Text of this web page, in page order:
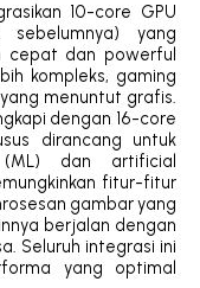
10-core GPU
yang
cepat dan powerful
kompleks, gaming
menuntut grafis.
dengan 16-core
dirancang untuk
(ML) dan artificial
fitur-fitur
gambar yang
berjalan dengan
Seluruh integrasi ini
yang optimal